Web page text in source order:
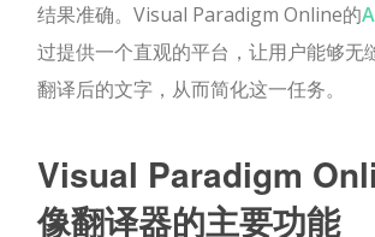
结果准确。Visual Paradigm Online的
过提供一个直观的平台，让用户能够无
翻译后的文字，从而简化这一任务。
Visual Paradigm
像翻译器的主要功能